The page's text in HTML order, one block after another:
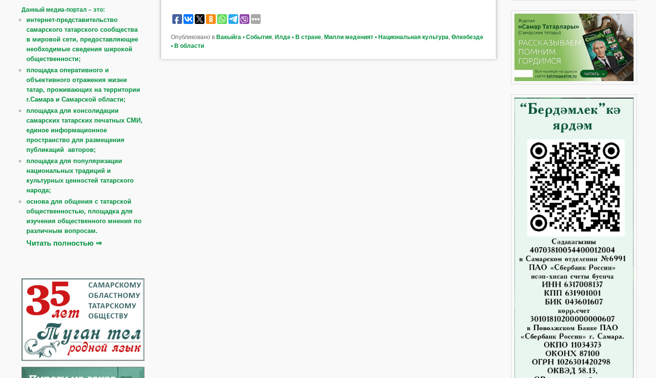
Опубликовано в Вакыйга ▪ События ,Илдә ▪ В стране ,Милли мәдәният ▪ Национальная культура ,Өлкәбездә
▪ В области
Данный медиа-портал – это:
интернет-представительство
самарского татарского сообщества
в мировой сети, предоставляющее
необходимые сведения широкой
общественности;
площадка оперативного и
объективного отражения жизни
татар, проживающих на территории
г.Самара и Самарской области;
площадка для консолидации
самарских татарских печатных СМИ,
единое информационное
пространство для размещения
публикаций авторов;
площадка для популяризации
национальных традиций и
культурных ценностей татарского
народа;
основа для общения с татарской
общественностью, площадка для
изучения общественного мнения по
различным вопросам.
Читать полностью ⇒